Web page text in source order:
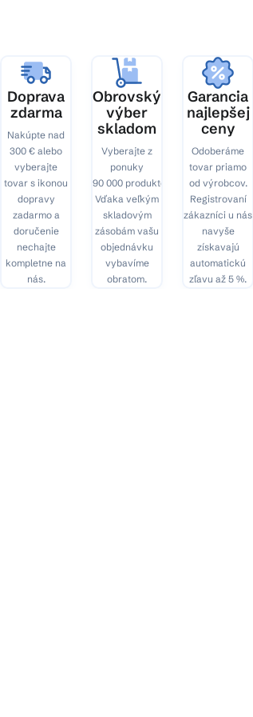
Doprava
zdarma
Nakúpte nad
300 € alebo
vyberajte
tovar s ikonou
dopravy
zadarmo a
doručenie
nechajte
kompletne na
nás.
Obrovský
výber
skladom
Vyberajte z
ponuky
90 000 produktov.
Vďaka veľkým
skladovým
zásobám vašu
objednávku
vybavíme
obratom.
Garancia
najlepšej
ceny
Odoberáme
tovar priamo
od výrobcov.
Registrovaní
zákazníci u nás
navyše
získavajú
automatickú
zľavu až 5 %.